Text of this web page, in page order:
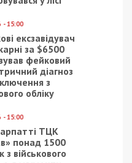
- 15:00
ексзавідувач
за $6500
фейковий
діагноз
з
обліку
- 15:00
ТЦК
понад 1500
з військового